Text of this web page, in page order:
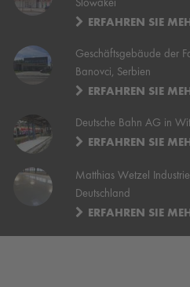
Slowakei
ERFAHREN SIE
Geschäftsgebäude der
Banovci, Serbien
ERFAHREN SIE
Deutsche Bahn AG in
ERFAHREN SIE
Matthias Wetzel
Deutschland
ERFAHREN SIE